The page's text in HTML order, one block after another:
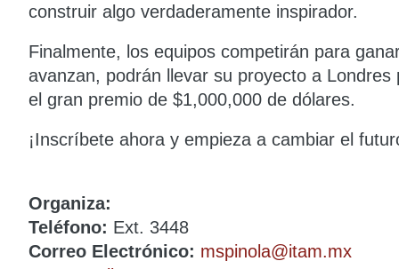
construir algo verdaderamente inspirador.
Finalmente, los equipos competirán para
avanzan, podrán llevar su proyecto a
el gran premio de $1,000,000 de dólares.
¡Inscríbete ahora y empieza a cambiar el
Organiza:
Teléfono: Ext. 3448
Correo Electrónico: mspinola@itam.mx